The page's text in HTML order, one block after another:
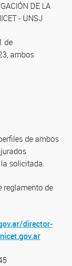
DE LA
- UNSJ
de
ambos
de ambos
solicitada.
reglamento de
director-